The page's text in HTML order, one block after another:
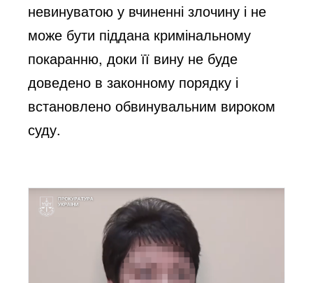
невинуватою у вчиненні злочину і не
може бути піддана кримінальному
покаранню, доки її вину не буде
доведено в законному порядку і
встановлено обвинувальним вироком
суду.